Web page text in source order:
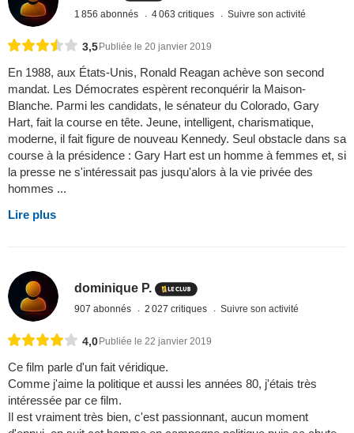
1 856 abonnés 4 063 critiques Suivre son activité
3,5Publiée le 20 janvier 2019
En 1988, aux États-Unis, Ronald Reagan achève son second
mandat. Les Démocrates espèrent reconquérir la Maison-
Blanche. Parmi les candidats, le sénateur du Colorado, Gary
Hart, fait la course en tête. Jeune, intelligent, charismatique,
moderne, il fait figure de nouveau Kennedy. Seul obstacle dans sa
course à la présidence : Gary Hart est un homme à femmes et, si
la presse ne s'intéressait pas jusqu'alors à la vie privée des
hommes ...
Lire plus
dominique P.
907 abonnés 2 027 critiques Suivre son activité
4,0Publiée le 22 janvier 2019
Ce film parle d'un fait véridique.
Comme j'aime la politique et aussi les années 80, j'étais très
intéressée par ce film.
Il est vraiment très bien, c'est passionnant, aucun moment